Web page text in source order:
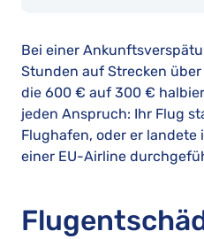
Bei einer
Stunden auf Strecken
die 600 € auf 300 €
jeden Anspruch: Ihr Flug
Flughafen, oder er landete
einer EU-Airline